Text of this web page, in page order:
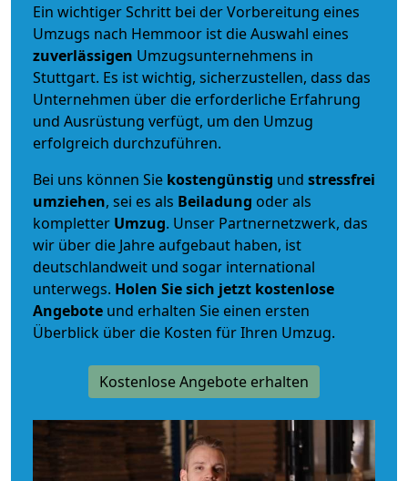
Ein wichtiger Schritt bei der Vorbereitung eines
Umzugs nach Hemmoor ist die Auswahl eines
zuverlässigen Umzugsunternehmens in
Stuttgart. Es ist wichtig, sicherzustellen, dass das
Unternehmen über die erforderliche Erfahrung
und Ausrüstung verfügt, um den Umzug
erfolgreich durchzuführen.
Bei uns können Sie kostengünstig und stressfrei
umziehen, sei es als Beiladung oder als
kompletter Umzug. Unser Partnernetzwerk, das
wir über die Jahre aufgebaut haben, ist
deutschlandweit und sogar international
unterwegs. Holen Sie sich jetzt kostenlose
Angebote und erhalten Sie einen ersten
Überblick über die Kosten für Ihren Umzug.
Kostenlose Angebote erhalten